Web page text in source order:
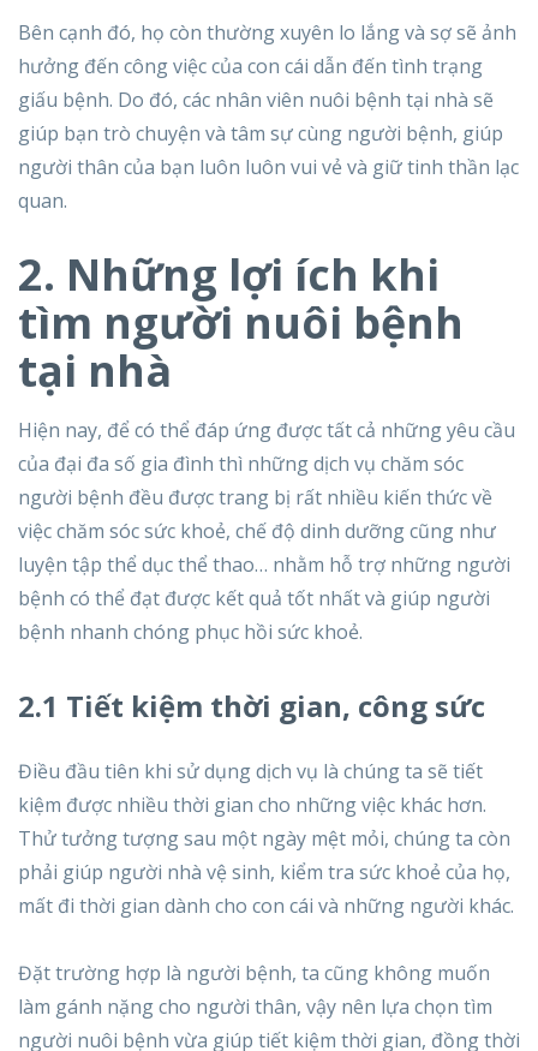
Bên cạnh đó, họ còn thường xuyên lo lắng và sợ sẽ ảnh
hưởng đến công việc của con cái dẫn đến tình trạng
giấu bệnh. Do đó, các nhân viên nuôi bệnh tại nhà sẽ
giúp bạn trò chuyện và tâm sự cùng người bệnh, giúp
người thân của bạn luôn luôn vui vẻ và giữ tinh thần lạc
quan.
2. Những lợi ích khi
tìm người nuôi bệnh
tại nhà
Hiện nay, để có thể đáp ứng được tất cả những yêu cầu
của đại đa số gia đình thì những dịch vụ chăm sóc
người bệnh đều được trang bị rất nhiều kiến thức về
việc chăm sóc sức khoẻ, chế độ dinh dưỡng cũng như
luyện tập thể dục thể thao… nhằm hỗ trợ những người
bệnh có thể đạt được kết quả tốt nhất và giúp người
bệnh nhanh chóng phục hồi sức khoẻ.
2.1 Tiết kiệm thời gian, công sức
Điều đầu tiên khi sử dụng dịch vụ là chúng ta sẽ tiết
kiệm được nhiều thời gian cho những việc khác hơn.
Thử tưởng tượng sau một ngày mệt mỏi, chúng ta còn
phải giúp người nhà vệ sinh, kiểm tra sức khoẻ của họ,
mất đi thời gian dành cho con cái và những người khác.
Đặt trường hợp là người bệnh, ta cũng không muốn
làm gánh nặng cho người thân, vậy nên lựa chọn tìm
người nuôi bệnh vừa giúp tiết kiệm thời gian, đồng thời